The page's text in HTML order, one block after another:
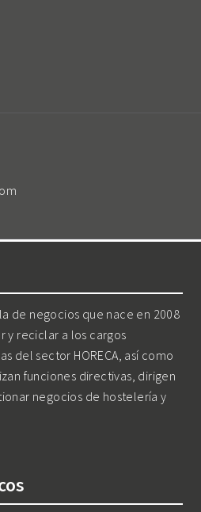
de negocios que nace en 2008
y reciclar a los cargos
del sector HORECA, así como
funciones directivas, dirigen
negocios de hostelería y